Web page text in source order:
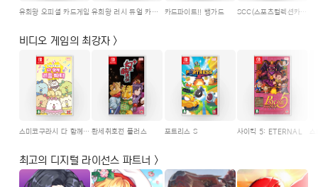
유희왕 오피셜 카드게임 유희왕 러시 듀얼 카드게임 카드파이트!! 뱅가드 SCC(스포츠컬렉션카드)
비디오 게임의 최강자 >
스미코구라시 다 함께 리듬파티 환세취호전 플러스 포트리스 S 사이킥 5: ETERNAL
최고의 디지털 라이선스 파트너 >